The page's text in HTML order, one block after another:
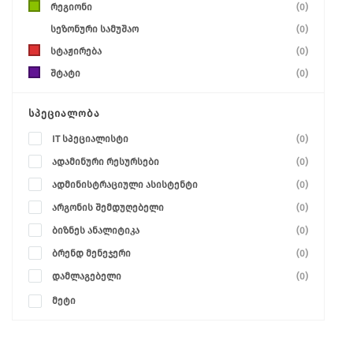
რეგიონი
(0)
სეზონური სამუშაო
(0)
სტაჟირება
(0)
შტატი
(0)
ᲡᲞᲔᲪᲘᲐᲚᲝᲑᲐ
IT სპეციალისტი (0)
ადამინური რესურსები (0)
ადმინისტრაციული ასისტენტი (0)
არგონის შემდუღებელი (0)
ბიზნეს ანალიტიკა (0)
ბრენდ მენეჯერი (0)
დამლაგებელი (0)
მეტი